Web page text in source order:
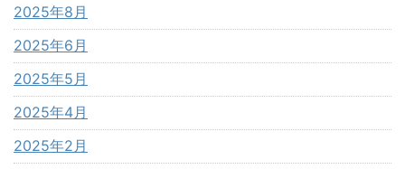
2025年8月
2025年6月
2025年5月
2025年4月
2025年2月